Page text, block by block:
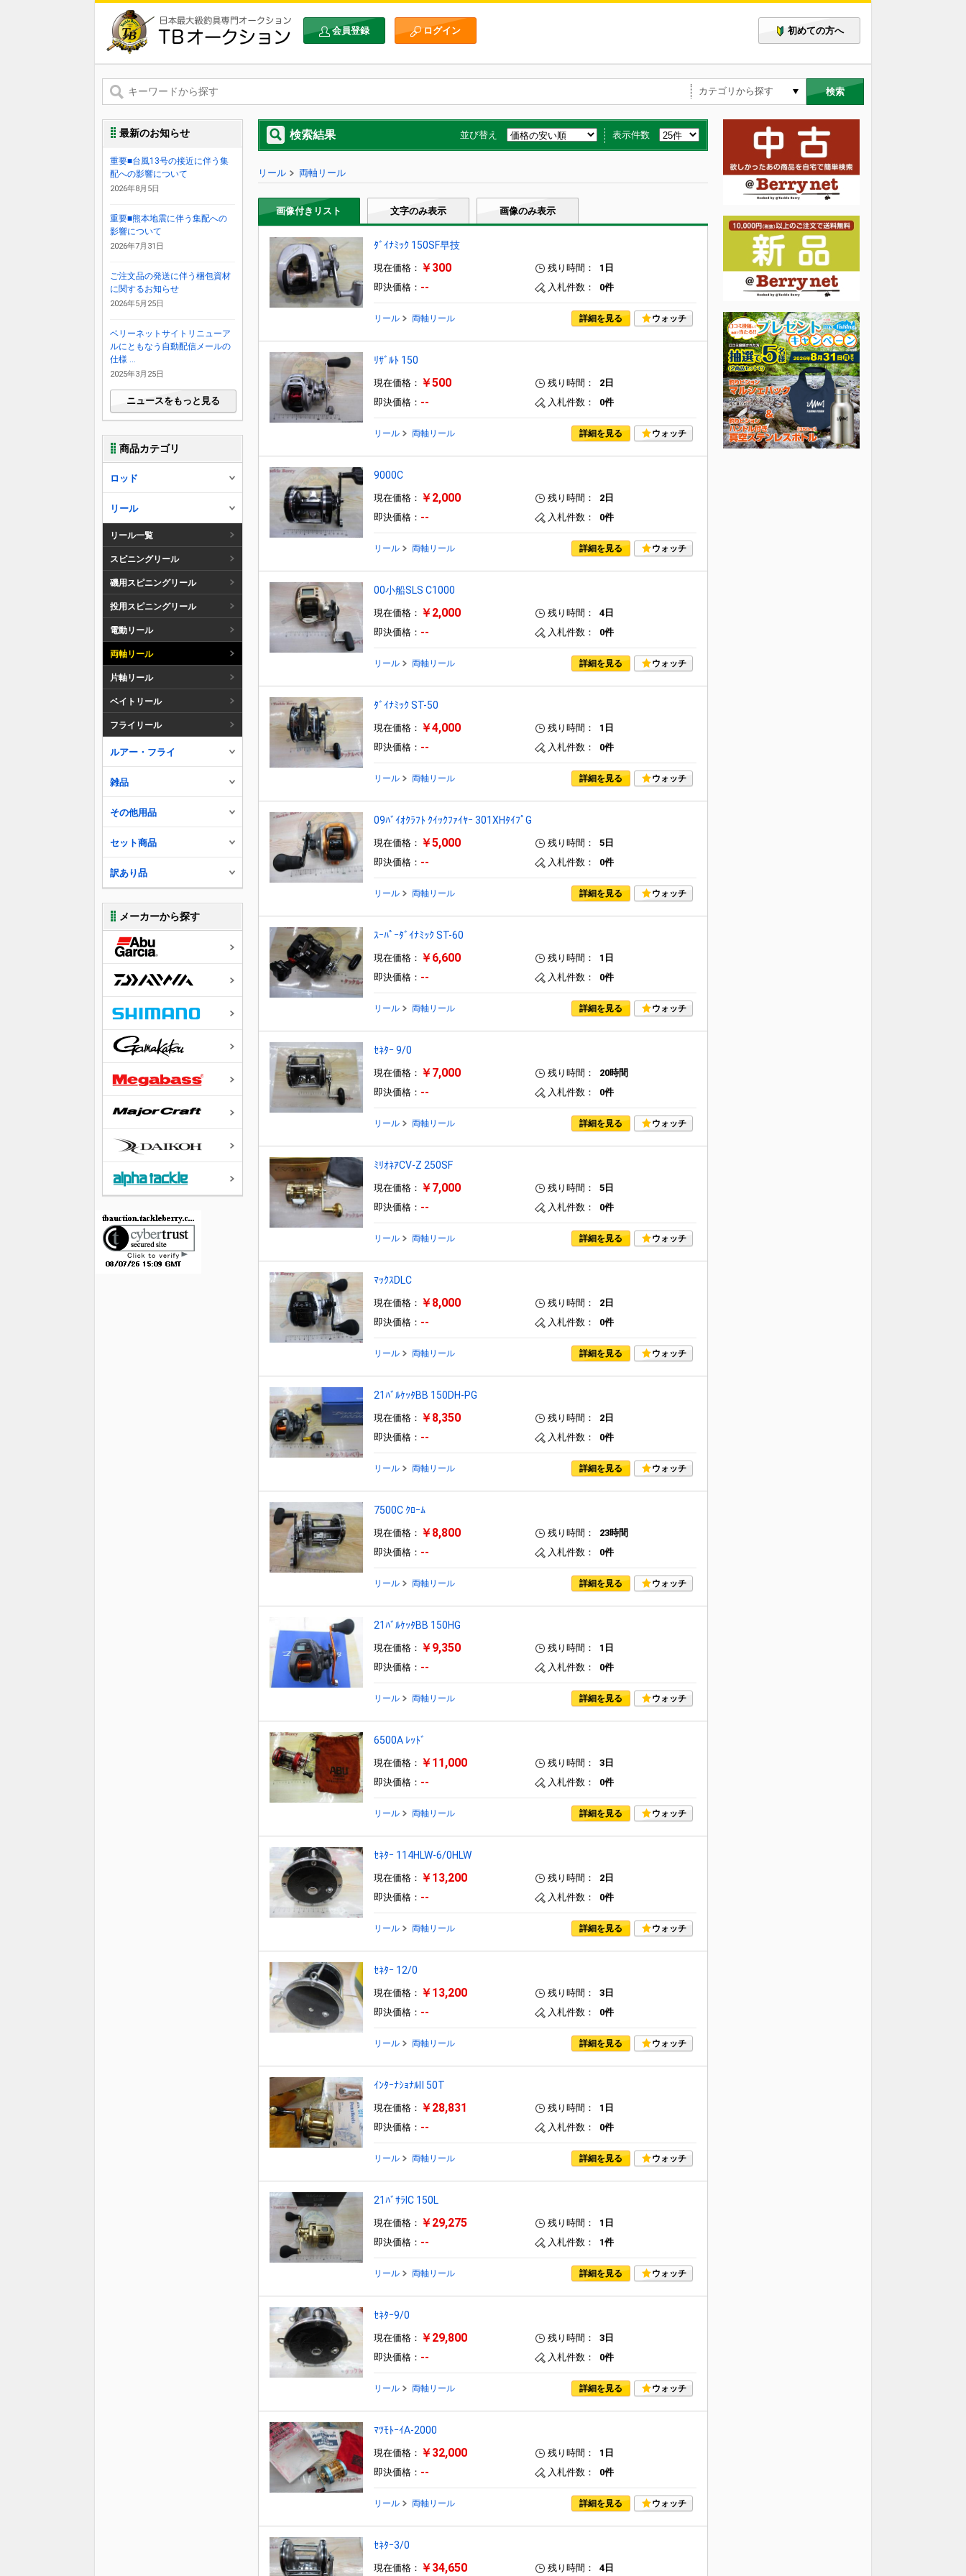
会員登録 ログイン 初めての方へ
検索
最新のお知らせ
重要■台風13号の接近に伴う集
配への影響について
2026年8月5日
重要■熊本地震に伴う集配への
影響について
2026年7月31日
ご注文品の発送に伴う梱包資材
に関するお知らせ
2026年5月25日
ベリーネットサイトリニューア
ルにともなう自動配信メールの
仕様 ...
2025年3月25日
ニュースをもっと見る
商品カテゴリ
ロッド
リール
リール一覧
スピニングリール
磯用スピニングリール
投用スピニングリール
電動リール
両軸リール
片軸リール
ベイトリール
フライリール
ルアー・フライ
雑品
その他用品
セット商品
訳あり品
メーカーから探す
検索結果 並び替え 表示件数
リール 両軸リール
画像付きリスト 文字のみ表示 画像のみ表示
ﾀﾞｲﾅﾐｯｸ 150SF早技
現在価格： ￥300
即決価格： --
残り時間：
1日
入札件数：
0件
リール 両軸リール 詳細を見る ウォッチ
ﾘｻﾞﾙﾄ 150
現在価格： ￥500
即決価格： --
残り時間：
2日
入札件数：
0件
リール 両軸リール 詳細を見る ウォッチ
9000C
現在価格： ￥2,000
即決価格： --
残り時間：
2日
入札件数：
0件
リール 両軸リール 詳細を見る ウォッチ
00小船SLS C1000
現在価格： ￥2,000
即決価格： --
残り時間：
4日
入札件数：
0件
リール 両軸リール 詳細を見る ウォッチ
ﾀﾞｲﾅﾐｯｸ ST-50
現在価格： ￥4,000
即決価格： --
残り時間：
1日
入札件数：
0件
リール 両軸リール 詳細を見る ウォッチ
09ﾊﾞｲｵｸﾗﾌﾄ ｸｲｯｸﾌｧｲﾔｰ 301XHﾀｲﾌﾟG
現在価格： ￥5,000
即決価格： --
残り時間：
5日
入札件数：
0件
リール 両軸リール 詳細を見る ウォッチ
ｽｰﾊﾟｰﾀﾞｲﾅﾐｯｸ ST-60
現在価格： ￥6,600
即決価格： --
残り時間：
1日
入札件数：
0件
リール 両軸リール 詳細を見る ウォッチ
ｾﾈﾀｰ 9/0
現在価格： ￥7,000
即決価格： --
残り時間：
20時間
入札件数：
0件
リール 両軸リール 詳細を見る ウォッチ
ﾐﾘｵﾈｱCV-Z 250SF
現在価格： ￥7,000
即決価格： --
残り時間：
5日
入札件数：
0件
リール 両軸リール 詳細を見る ウォッチ
ﾏｯｸｽDLC
現在価格： ￥8,000
即決価格： --
残り時間：
2日
入札件数：
0件
リール 両軸リール 詳細を見る ウォッチ
21ﾊﾞﾙｹｯﾀBB 150DH-PG
現在価格： ￥8,350
即決価格： --
残り時間：
2日
入札件数：
0件
リール 両軸リール 詳細を見る ウォッチ
7500C ｸﾛｰﾑ
現在価格： ￥8,800
即決価格： --
残り時間：
23時間
入札件数：
0件
リール 両軸リール 詳細を見る ウォッチ
21ﾊﾞﾙｹｯﾀBB 150HG
現在価格： ￥9,350
即決価格： --
残り時間：
1日
入札件数：
0件
リール 両軸リール 詳細を見る ウォッチ
6500A ﾚｯﾄﾞ
現在価格： ￥11,000
即決価格： --
残り時間：
3日
入札件数：
0件
リール 両軸リール 詳細を見る ウォッチ
ｾﾈﾀｰ 114HLW-6/0HLW
現在価格： ￥13,200
即決価格： --
残り時間：
2日
入札件数：
0件
リール 両軸リール 詳細を見る ウォッチ
ｾﾈﾀｰ 12/0
現在価格： ￥13,200
即決価格： --
残り時間：
3日
入札件数：
0件
リール 両軸リール 詳細を見る ウォッチ
ｲﾝﾀｰﾅｼｮﾅﾙⅡ 50T
現在価格： ￥28,831
即決価格： --
残り時間：
1日
入札件数：
0件
リール 両軸リール 詳細を見る ウォッチ
21ﾊﾞｻﾗIC 150L
現在価格： ￥29,275
即決価格： --
残り時間：
1日
入札件数：
1件
リール 両軸リール 詳細を見る ウォッチ
ｾﾈﾀｰ9/0
現在価格： ￥29,800
即決価格： --
残り時間：
3日
入札件数：
0件
リール 両軸リール 詳細を見る ウォッチ
ﾏﾂﾓﾄｰｲA-2000
現在価格： ￥32,000
即決価格： --
残り時間：
1日
入札件数：
0件
リール 両軸リール 詳細を見る ウォッチ
ｾﾈﾀｰ3/0
現在価格： ￥34,650 残り時間： 4日